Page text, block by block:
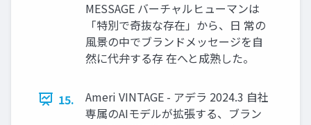
MESSAGE バーチャルヒューマンは
「特別で奇抜な存在」から、⽇ 常の
⾵景の中でブランドメッセージを⾃
然に代弁する存 在へと成熟した。
15.
Ameri VINTAGE - アデラ 2024.3 ⾃社
専属のAIモデルが拡張する、ブラン